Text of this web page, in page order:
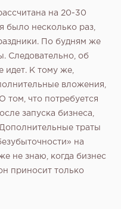
на 20-30
было несколько раз,
По будням же
Следовательно, об
идет. К тому же,
вложения,
том, что потребуется
запуска бизнеса,
траты
на
не знаю, когда бизнес
приносит только